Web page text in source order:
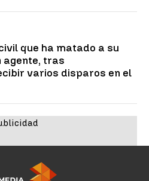
que ha matado a su
agente, tras
varios disparos en el